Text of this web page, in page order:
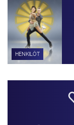
HENKILÖT